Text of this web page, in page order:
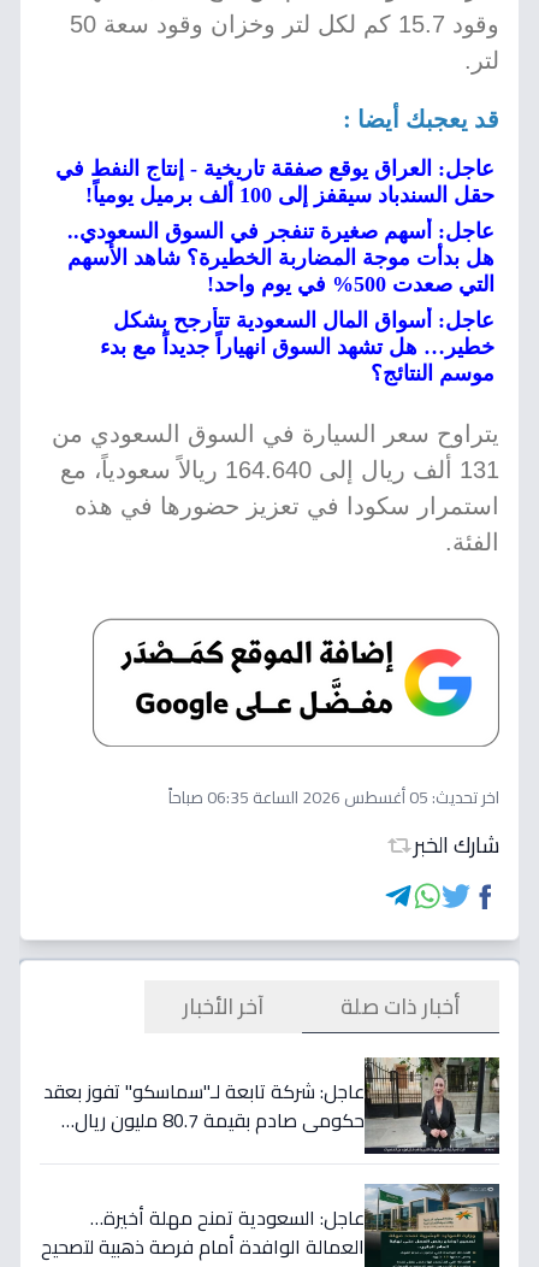
وقود 15.7 كم لكل لتر وخزان وقود سعة 50
لتر.
قد يعجبك أيضا :
عاجل: العراق يوقع صفقة تاريخية - إنتاج النفط في
حقل السندباد سيقفز إلى 100 ألف برميل يومياً!
عاجل: أسهم صغيرة تنفجر في السوق السعودي..
هل بدأت موجة المضاربة الخطيرة؟ شاهد الأسهم
التي صعدت 500% في يوم واحد!
عاجل: أسواق المال السعودية تتأرجح بشكل
خطير… هل تشهد السوق انهياراً جديداً مع بدء
موسم النتائج؟
يتراوح سعر السيارة في السوق السعودي من
131 ألف ريال إلى 164.640 ريالاً سعودياً، مع
استمرار سكودا في تعزيز حضورها في هذه
الفئة.
اخر تحديث:05 أغسطس 2026 الساعة 06:35 صباحاً
شارك الخبر
أخبار ذات صلة آخر الأخبار
عاجل: شركة تابعة لـ"سماسكو" تفوز بعقد
حكومي صادم بقيمة 80.7 مليون ريال…
عاجل: السعودية تمنح مهلة أخيرة…
العمالة الوافدة أمام فرصة ذهبية لتصحيح